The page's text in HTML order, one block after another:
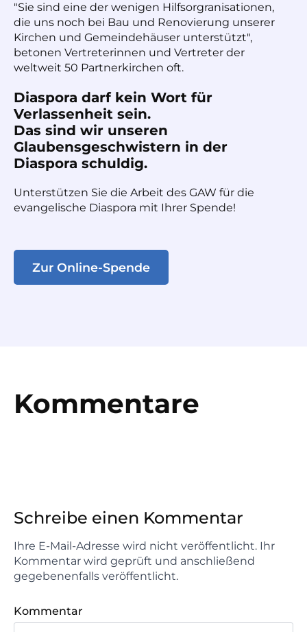
"Sie sind eine der wenigen Hilfsorgranisationen,
die uns noch bei Bau und Renovierung unserer
Kirchen und Gemeindehäuser unterstützt",
betonen Vertreterinnen und Vertreter der
weltweit 50 Partnerkirchen oft.
Diaspora darf kein Wort für
Verlassenheit sein.
Das sind wir unseren
Glaubensgeschwistern in der
Diaspora schuldig.
Unterstützen Sie die Arbeit des GAW für die
evangelische Diaspora mit Ihrer Spende!
Zur Online-Spende
Kommentare
Schreibe einen Kommentar
Ihre E-Mail-Adresse wird nicht veröffentlicht. Ihr
Kommentar wird geprüft und anschließend
gegebenenfalls veröffentlicht.
Kommentar